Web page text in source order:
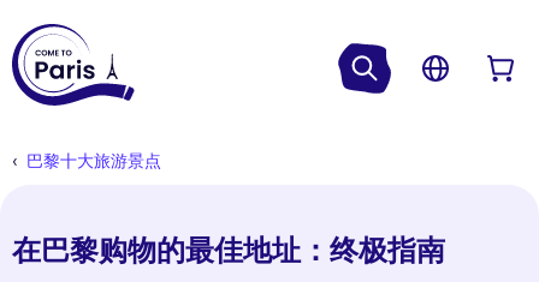
巴黎十大旅游景点
在巴黎购物的最佳地址：终极指南